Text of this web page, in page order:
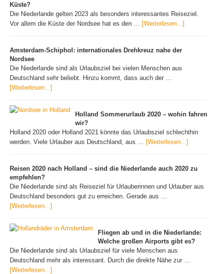
Küste?
Die Niederlande gelten 2023 als besonders interessantes Reiseziel.
Vor allem die Küste der Nordsee hat es den … [Weiterlesen...]
Amsterdam-Schiphol: internationales Drehkreuz nahe der
Nordsee
Die Niederlande sind als Urlaubsziel bei vielen Menschen aus
Deutschland sehr beliebt. Hinzu kommt, dass auch der …
[Weiterlesen...]
Holland Sommerurlaub 2020 – wohin fahren
wir?
Holland 2020 oder Holland 2021 könnte das Urlaubsziel schlechthin
werden. Viele Urlauber aus Deutschland, aus … [Weiterlesen...]
Reisen 2020 nach Holland – sind die Niederlande auch 2020 zu
empfehlen?
Die Niederlande sind als Reiseziel für Urlauberinnen und Urlauber aus
Deutschland besonders gut zu erreichen. Gerade aus …
[Weiterlesen...]
Fliegen ab und in die Niederlande:
Welche großen Airports gibt es?
Die Niederlande sind als Urlaubsziel für viele Menschen aus
Deutschland mehr als interessant. Durch die direkte Nähe zur …
[Weiterlesen...]